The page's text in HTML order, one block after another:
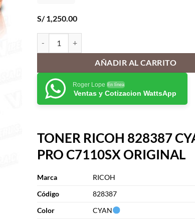
S/1,250.00
AÑADIR AL CARRITO
Roger Lope En línea
Ventas y Cotizacion WattsApp
TONER RICOH 828387
PRO C7110SX ORIGINAL
Marca
RICOH
Código
828387
Color
CYAN